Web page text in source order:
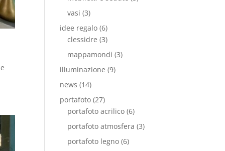
vasi (3)
idee regalo (6)
clessidre (3)
mappamondi (3)
illuminazione (9)
news (14)
portafoto (27)
portafoto acrilico (6)
portafoto atmosfera (3)
portafoto legno (6)